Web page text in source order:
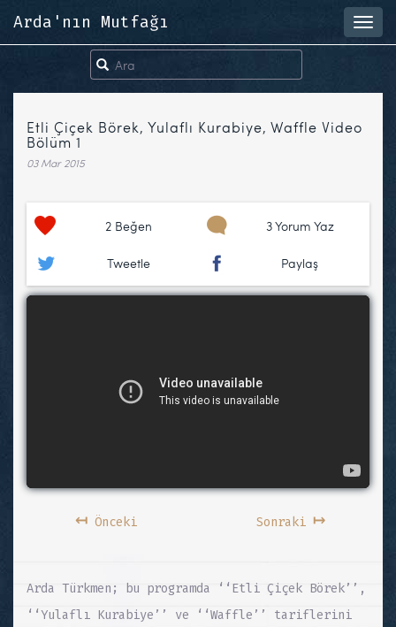
Arda'nın Mutfağı
Etli Çiçek Börek, Yulaflı Kurabiye, Waffle Video
Bölüm 1
03 Mar 2015
2 Beğen 3 Yorum Yaz
Tweetle Paylaş
↤Önceki Sonraki ↦
Arda Türkmen; bu programda ‘‘Etli Çiçek Börek’’,
‘‘Yulaflı Kurabiye’’ ve ‘‘Waffle’’ tariflerini